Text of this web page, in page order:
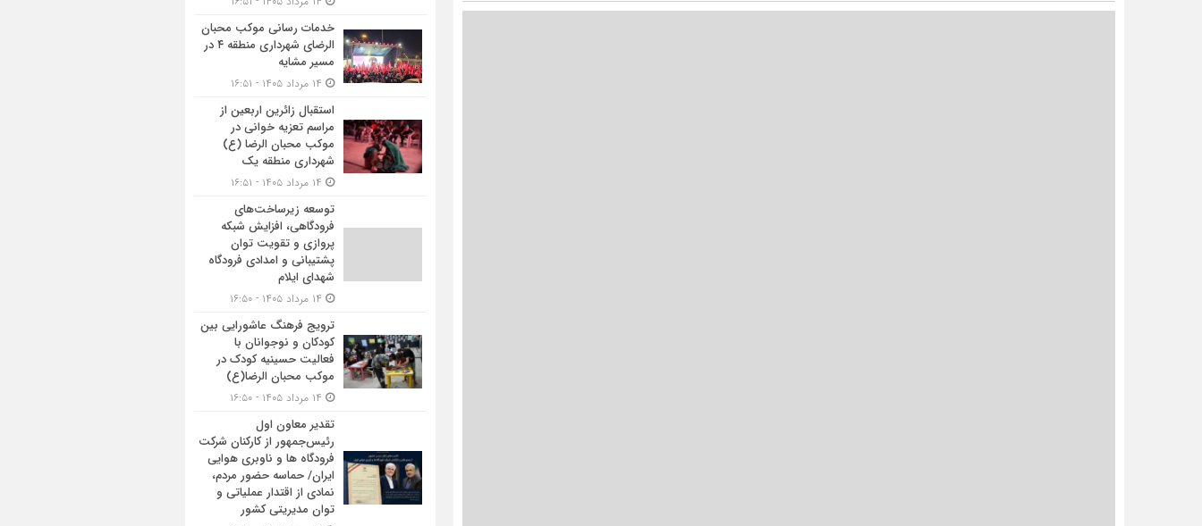
خدمات رسانی موکب محبان
الرضای شهرداری منطقه ۴ در
مسیر مشایه
استقبال زائرین اربعین از
مراسم تعزیه خوانی در
موکب محبان الرضا (ع)
شهرداری منطقه یک
توسعه زیرساخت‌های
فرودگاهی، افزایش شبکه
پروازی و تقویت توان
پشتیبانی و امدادی فرودگاه
شهدای ایلام
ترویج فرهنگ عاشورایی بین
کودکان و نوجوانان با
فعالیت حسینیه کودک در
موکب محبان الرضا(ع)
تقدیر معاون اول
رئیس‌جمهور از کارکنان شرکت
فرودگاه ها و ناوبری هوایی
ایران/ حماسه حضور مردم،
نمادی از اقتدار عملیاتی و
توان مدیریتی کشور